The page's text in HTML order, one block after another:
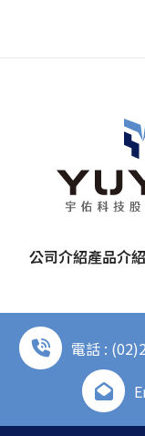
公司介紹產品介紹
電話 :